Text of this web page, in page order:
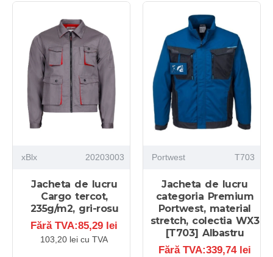
xBlx 20203003
Jacheta de lucru
Cargo tercot,
235g/m2, gri-rosu
Fără TVA:85,29 lei
103,20 lei cu TVA
Portwest T703
Jacheta de lucru
categoria Premium
Portwest, material
stretch, colectia WX3
[T703] Albastru
Fără TVA:339,74 lei